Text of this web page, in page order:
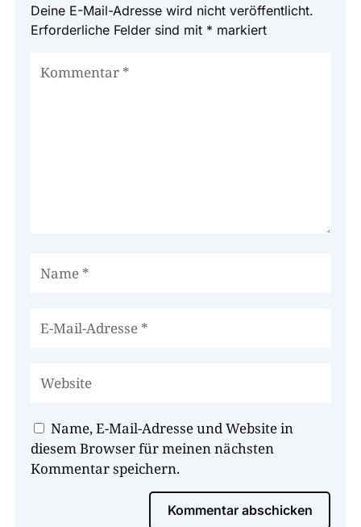
Deine E-Mail-Adresse wird nicht veröffentlicht.
Erforderliche Felder sind mit * markiert
Name, E-Mail-Adresse und Website in
diesem Browser für meinen nächsten
Kommentar speichern.
Kommentar abschicken